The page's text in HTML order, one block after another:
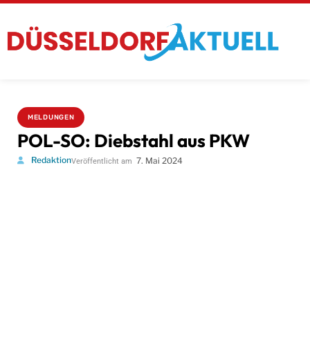
MELDUNGEN
POL-SO: Diebstahl aus PKW
RedaktionVeröffentlicht am 7. Mai 2024